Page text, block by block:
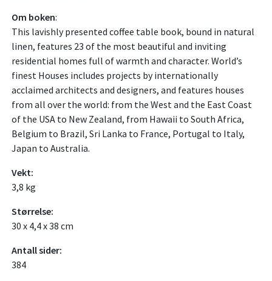
Om boken:
This lavishly presented coffee table book, bound in natural
linen, features 23 of the most beautiful and inviting
residential homes full of warmth and character. World’s
finest Houses includes projects by internationally
acclaimed architects and designers, and features houses
from all over the world: from the West and the East Coast
of the USA to New Zealand, from Hawaii to South Africa,
Belgium to Brazil, Sri Lanka to France, Portugal to Italy,
Japan to Australia.
Vekt:
3,8 kg
Størrelse:
30 x 4,4 x 38 cm
Antall sider:
384